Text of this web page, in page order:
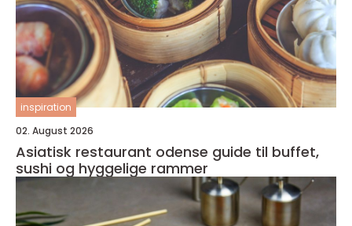
inspiration
02. August 2026
Asiatisk restaurant odense guide til buffet,
sushi og hyggelige rammer